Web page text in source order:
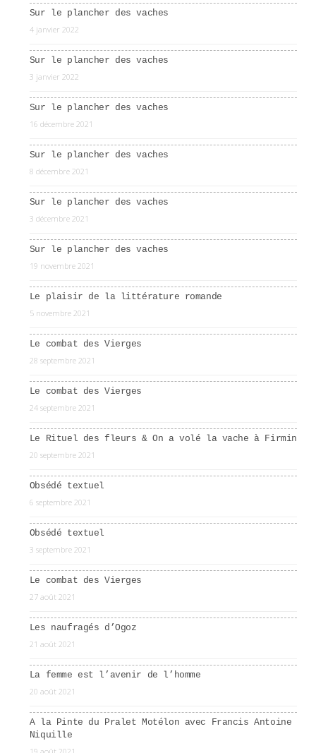
Sur le plancher des vaches
4 janvier 2022
Sur le plancher des vaches
3 janvier 2022
Sur le plancher des vaches
16 décembre 2021
Sur le plancher des vaches
8 décembre 2021
Sur le plancher des vaches
3 décembre 2021
Sur le plancher des vaches
19 novembre 2021
Le plaisir de la littérature romande
5 novembre 2021
Le combat des Vierges
28 septembre 2021
Le combat des Vierges
24 septembre 2021
Le Rituel des fleurs & On a volé la vache à Firmin
20 septembre 2021
Obsédé textuel
6 septembre 2021
Obsédé textuel
3 septembre 2021
Le combat des Vierges
27 août 2021
Les naufragés d’Ogoz
21 août 2021
La femme est l’avenir de l’homme
20 août 2021
A la Pinte du Pralet Motélon avec Francis Antoine
Niquille